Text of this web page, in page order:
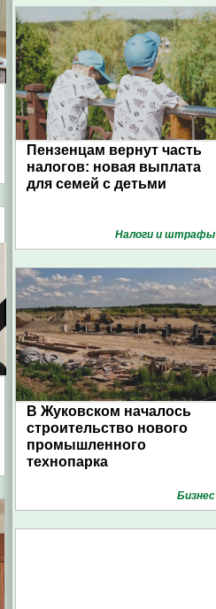
Пензенцам вернут часть
налогов: новая выплата
для семей с детьми
Налоги и штрафы
В Жуковском началось
строительство нового
промышленного
технопарка
Бизнес